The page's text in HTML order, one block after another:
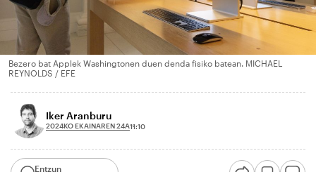
Bezero bat Applek Washingtonen duen denda fisiko batean. MICHAEL
REYNOLDS / EFE
Iker Aranburu
2024KO EKAINAREN 24A11:10
Entzun